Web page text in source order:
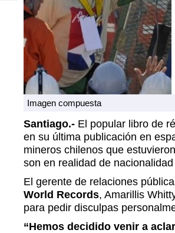
Imagen compuesta
Santiago.- El popular libro de
en su última publicación en
mineros chilenos que
son en realidad de
El gerente de relaciones
World Records, Amarillis
para pedir disculpas
“Hemos decidido venir a